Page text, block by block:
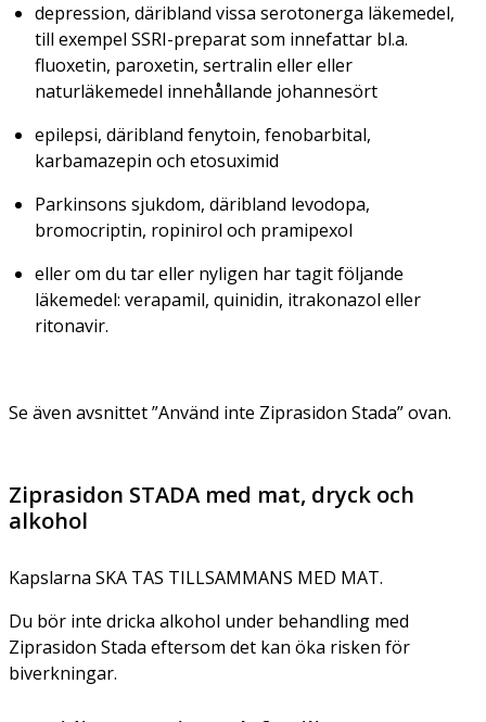
depression, däribland vissa serotonerga läkemedel,
till exempel SSRI-preparat som innefattar bl.a.
fluoxetin, paroxetin, sertralin eller eller
naturläkemedel innehållande johannesört
epilepsi, däribland fenytoin, fenobarbital,
karbamazepin och etosuximid
Parkinsons sjukdom, däribland levodopa,
bromocriptin, ropinirol och pramipexol
eller om du tar eller nyligen har tagit följande
läkemedel: verapamil, quinidin, itrakonazol eller
ritonavir.
Se även avsnittet ”Använd inte Ziprasidon Stada” ovan.
Ziprasidon STADA med mat, dryck och
alkohol
Kapslarna SKA TAS TILLSAMMANS MED MAT.
Du bör inte dricka alkohol under behandling med
Ziprasidon Stada eftersom det kan öka risken för
biverkningar.